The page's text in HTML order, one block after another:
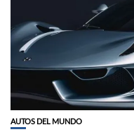
AUTOS DEL MUNDO